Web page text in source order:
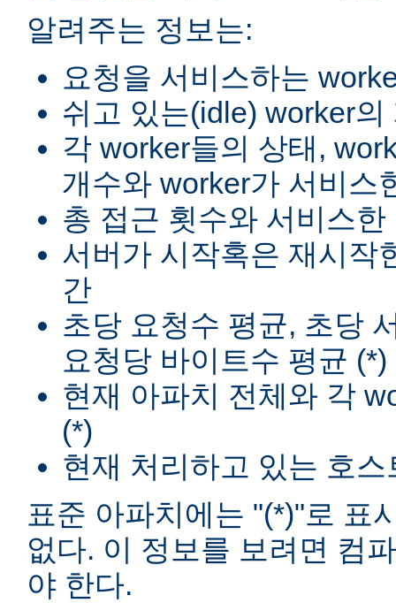
알려주는 정보는:
요청을 서비스하는
쉬고 있는(idle) worker의
각 worker들의 상태,
개수와 worker가 서비스
총 접근 횟수와 서비스
서버가 시작혹은 재시작
간
초당 요청수 평균, 초당
요청당 바이트수 평균 (*)
현재 아파치 전체와 각
(*)
현재 처리하고 있는 호
표준 아파치에는 "(*)"로 표
없다. 이 정보를 보려면 컴
야 한다.